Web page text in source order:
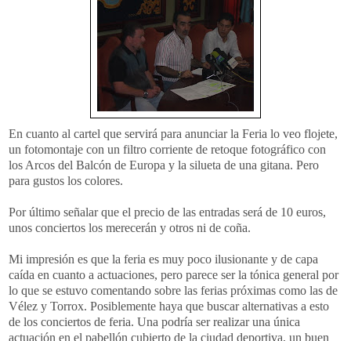
En cuanto al cartel que servirá para anunciar la Feria lo veo flojete,
un fotomontaje con un filtro corriente de retoque fotográfico con
los Arcos del Balcón de Europa y la silueta de una gitana. Pero
para gustos los colores.
Por último señalar que el precio de las entradas será de 10 euros,
unos conciertos los merecerán y otros ni de coña.
Mi impresión es que la feria es muy poco ilusionante y de capa
caída en cuanto a actuaciones, pero parece ser la tónica general por
lo que se estuvo comentando sobre las ferias próximas como las de
Vélez y Torrox. Posiblemente haya que buscar alternativas a esto
de los conciertos de feria. Una podría ser realizar una única
actuación en el pabellón cubierto de la ciudad deportiva, un buen